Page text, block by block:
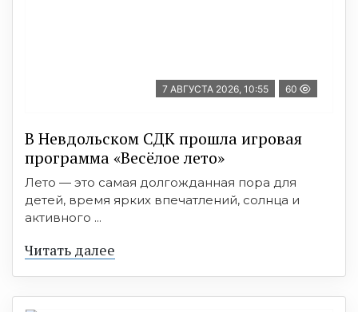
7 АВГУСТА 2026, 10:55 60
В Невдольском СДК прошла игровая
программа «Весёлое лето»
Лето — это самая долгожданная пора для
детей, время ярких впечатлений, солнца и
активного ...
Читать далее